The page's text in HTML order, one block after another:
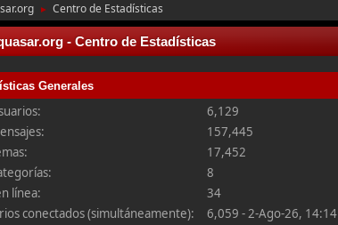
► Centro de Estadísticas
- Centro de Estadísticas
Generales
6,129
157,445
17,452
8
línea:
34
conectados (simultáneamente):
6,059 - 2-Ago-26, 14:14